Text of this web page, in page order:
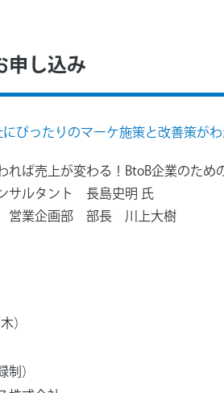
申し込み
にぴったりのマーケ施策と改善策が
れば売上が変わる！BtoB企業のため
サルタント 長島史明 氏
営業企画部 部長 川上大樹
）
制）